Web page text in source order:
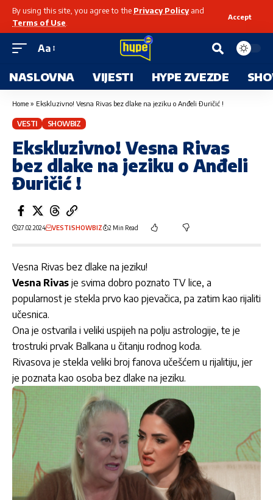
By using this site, you agree to the Privacy Policyand
Terms of Use
Accept
Aa
NASLOVNA VIJESTI HYPE ZVEZDE
Home » Ekskluzivno! Vesna Rivas bez dlake na jeziku o Anđeli Đuričić !
VESTI SHOWBIZ
Ekskluzivno! Vesna Rivas
bez dlake na jeziku o Anđeli
Đuričić !
27.02.2024 VESTISHOWBIZ 2 Min Read
Vesna Rivas bez dlake na jeziku!
Vesna Rivas je svima dobro poznato TV lice, a
popularnost je stekla prvo kao pjevačica, pa zatim kao rijaliti
učesnica.
Ona je ostvarila i veliki uspijeh na polju astrologije, te je
trostruki prvak Balkana u čitanju rodnog koda.
Rivasova je stekla veliki broj fanova učešćem u rijalitiju, jer
je poznata kao osoba bez dlake na jeziku.